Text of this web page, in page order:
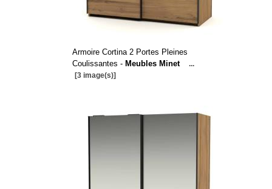
Armoire Cortina 2 Portes Pleines
Coulissantes - Meubles Minet
...
[3 image(s)]